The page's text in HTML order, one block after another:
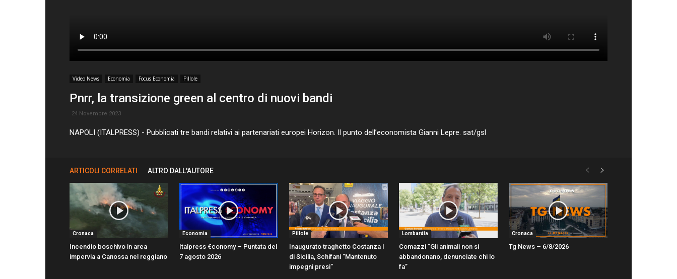
Video News Economia Focus Economia Pillole
Pnrr, la transizione green al centro di nuovi bandi
24 Novembre 2023
NAPOLI (ITALPRESS) - Pubblicati tre bandi relativi ai partenariati europei Horizon. Il punto dell’economista Gianni Lepre. sat/gsl
ARTICOLI CORRELATI ALTRO DALL'AUTORE
Cronaca
Incendio boschivo in area
impervia a Canossa nel reggiano
Economia
Italpress €conomy – Puntata del
7 agosto 2026
Pillole
Inaugurato traghetto Costanza I
di Sicilia, Schifani “Mantenuto
impegni presi”
Lombardia
Comazzi “Gli animali non si
abbandonano, denunciate chi lo
fa”
Cronaca
Tg News – 6/8/2026